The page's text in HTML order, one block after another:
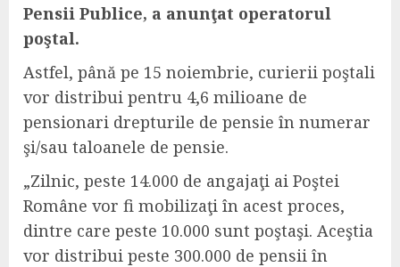
Pensii Publice, a anunţat operatorul
poştal.
Astfel, până pe 15 noiembrie, curierii poştali
vor distribui pentru 4,6 milioane de
pensionari drepturile de pensie în numerar
şi/sau taloanele de pensie.
„Zilnic, peste 14.000 de angajaţi ai Poştei
Române vor fi mobilizaţi în acest proces,
dintre care peste 10.000 sunt poştaşi. Aceştia
vor distribui peste 300.000 de pensii în